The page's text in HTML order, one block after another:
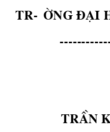
Tr-êng ®¹i
TrÇn